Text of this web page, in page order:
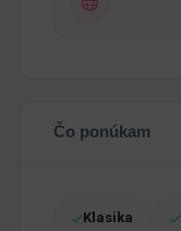
Čo ponúkam
Klasika